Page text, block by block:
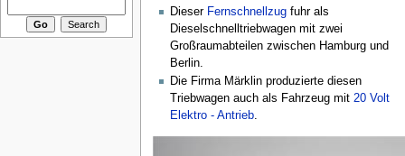
Dieser Fernschnellzugfuhr als
Dieselschnelltriebwagen mit zwei
Großraumabteilen zwischen Hamburg und
Berlin.
Die Firma Märklin produzierte diesen
Triebwagen auch als Fahrzeug mit 20 Volt
Elektro - Antrieb.